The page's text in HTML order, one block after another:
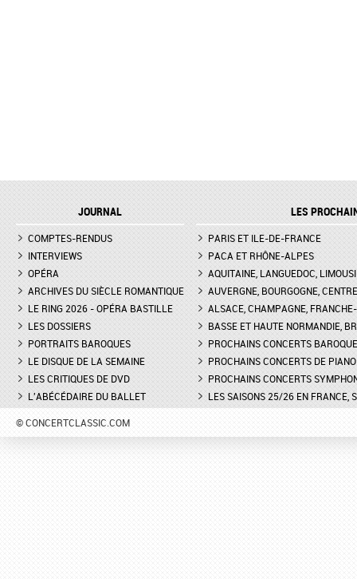
JOURNAL
COMPTES-RENDUS
INTERVIEWS
OPÉRA
ARCHIVES DU SIÈCLE ROMANTIQUE
LE RING 2026 - OPÉRA BASTILLE
LES DOSSIERS
PORTRAITS BAROQUES
LE DISQUE DE LA SEMAINE
LES CRITIQUES DE DVD
L'ABÉCÉDAIRE DU BALLET
LES
PARIS ET ILE-DE-FRANCE
PACA ET RHÔNE-ALPES
AQUITAINE, LANGUEDOC,
AUVERGNE, BOURGOGNE, CENTRE
ALSACE, CHAMPAGNE,
BASSE ET HAUTE NORMANDIE,
PROCHAINS CONCERTS
PROCHAINS CONCERTS DE PIANO
PROCHAINS CONCERTS
LES SAISONS 25/26 EN FRANCE,
© CONCERTCLASSIC.COM